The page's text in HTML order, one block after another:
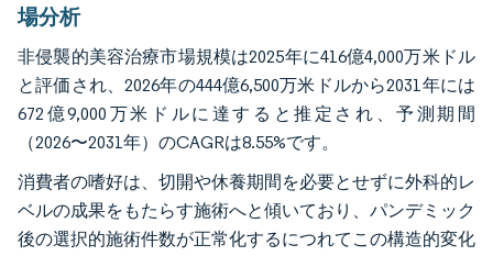
場分析
非侵襲的美容治療市場規模は2025年に416億4,000万米ドル
と評価され、2026年の444億6,500万米ドルから2031年には
672億9,000万米ドルに達すると推定され、予測期間
（2026〜2031年）のCAGRは8.55%です。
消費者の嗜好は、切開や休養期間を必要とせずに外科的レ
ベルの成果をもたらす施術へと傾いており、パンデミック
後の選択的施術件数が正常化するにつれてこの構造的変化